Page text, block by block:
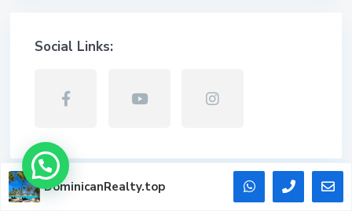
Social Links:
DominicanRealty.top